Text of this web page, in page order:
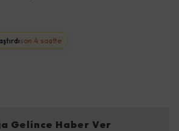
son 4 saatte
Gelince Haber Ver